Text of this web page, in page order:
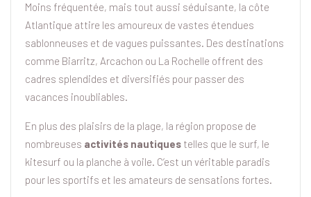
Moins fréquentée, mais tout aussi séduisante, la côte
Atlantique attire les amoureux de vastes étendues
sablonneuses et de vagues puissantes. Des destinations
comme Biarritz, Arcachon ou La Rochelle offrent des
cadres splendides et diversifiés pour passer des
vacances inoubliables.
En plus des plaisirs de la plage, la région propose de
nombreuses activités nautiques telles que le surf, le
kitesurf ou la planche à voile. C’est un véritable paradis
pour les sportifs et les amateurs de sensations fortes.